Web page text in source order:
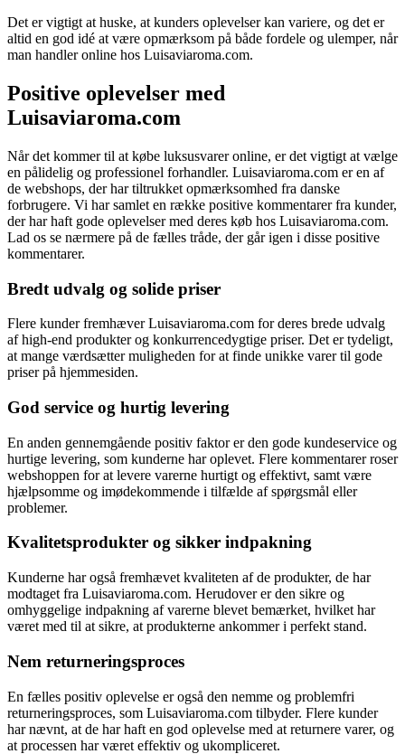
Det er vigtigt at huske, at kunders oplevelser kan variere, og det er
altid en god idé at være opmærksom på både fordele og ulemper, når
man handler online hos Luisaviaroma.com.
Positive oplevelser med
Luisaviaroma.com
Når det kommer til at købe luksusvarer online, er det vigtigt at vælge
en pålidelig og professionel forhandler. Luisaviaroma.com er en af
de webshops, der har tiltrukket opmærksomhed fra danske
forbrugere. Vi har samlet en række positive kommentarer fra kunder,
der har haft gode oplevelser med deres køb hos Luisaviaroma.com.
Lad os se nærmere på de fælles tråde, der går igen i disse positive
kommentarer.
Bredt udvalg og solide priser
Flere kunder fremhæver Luisaviaroma.com for deres brede udvalg
af high-end produkter og konkurrencedygtige priser. Det er tydeligt,
at mange værdsætter muligheden for at finde unikke varer til gode
priser på hjemmesiden.
God service og hurtig levering
En anden gennemgående positiv faktor er den gode kundeservice og
hurtige levering, som kunderne har oplevet. Flere kommentarer roser
webshoppen for at levere varerne hurtigt og effektivt, samt være
hjælpsomme og imødekommende i tilfælde af spørgsmål eller
problemer.
Kvalitetsprodukter og sikker indpakning
Kunderne har også fremhævet kvaliteten af de produkter, de har
modtaget fra Luisaviaroma.com. Herudover er den sikre og
omhyggelige indpakning af varerne blevet bemærket, hvilket har
været med til at sikre, at produkterne ankommer i perfekt stand.
Nem returneringsproces
En fælles positiv oplevelse er også den nemme og problemfri
returneringsproces, som Luisaviaroma.com tilbyder. Flere kunder
har nævnt, at de har haft en god oplevelse med at returnere varer, og
at processen har været effektiv og ukompliceret.